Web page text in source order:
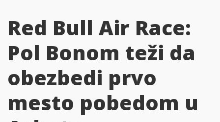
Red Bull Air Race:
Pol Bonom teži da
obezbedi prvo
mesto pobedom u